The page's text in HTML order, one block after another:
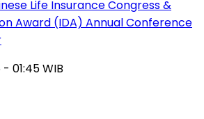
Life Insurance Congress &
Award (IDA) Annual Conference
01:45 WIB